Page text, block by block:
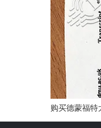
购买德蒙福